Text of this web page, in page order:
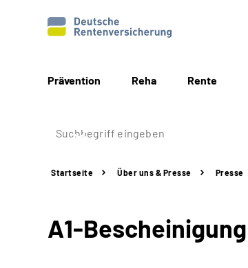
Prävention Reha Rente
Startseite Über uns & Presse Presse
A1-Bescheinigung